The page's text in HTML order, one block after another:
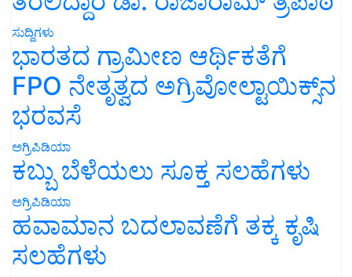
ಸುದ್ದಿಗಳು
ಭಾರತದ ಗ್ರಾಮೀಣ ಆರ್ಥಿಕತೆಗೆ
FPO ನೇತೃತ್ವದ ಅಗ್ರಿವೋಲ್ಟಾಯಿಕ್ಸ್‌ನ
ಭರವಸೆ
ಅಗ್ರಿಪಿಡಿಯಾ
ಕಬ್ಬು ಬೆಳೆಯಲು ಸೂಕ್ತ ಸಲಹೆಗಳು
ಅಗ್ರಿಪಿಡಿಯಾ
ಹವಾಮಾನ ಬದಲಾವಣೆಗೆ ತಕ್ಕ ಕೃಷಿ
ಸಲಹೆಗಳು